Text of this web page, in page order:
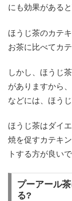
にも効果があると
ほうじ茶のカテ
お茶に比べてカ
しかし、ほうじ
がありますから
などには、ほう
ほうじ茶はダイ
焼を促すカテキ
トする方が良いで
プーアール
る?